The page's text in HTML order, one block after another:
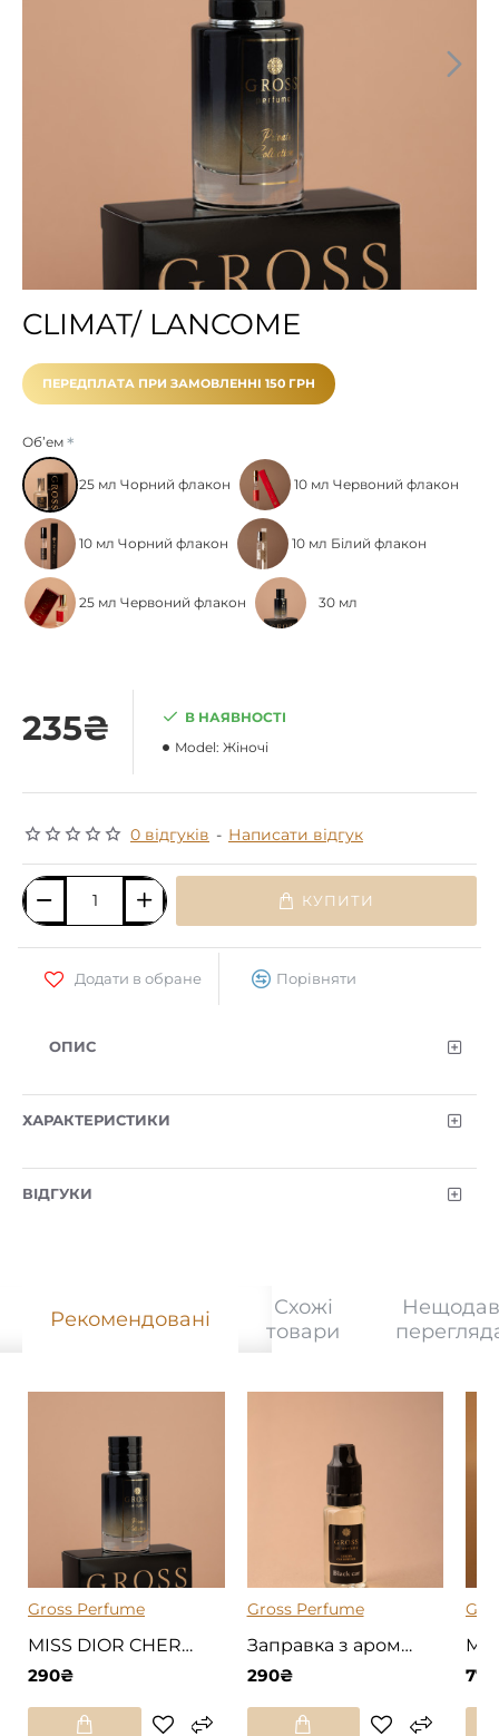
CLIMAT/ LANCOME
ПЕРЕДПЛАТА ПРИ ЗАМОВЛЕННІ 150 ГРН
0 відгуків - Написати відгук
235₴
В НАЯВНОСТІ
Model: Жіночі
Обʼем
25 мл Чорний флакон 10 мл Червоний флакон
10 мл Чорний флакон 10 мл Білий флакон
25 мл Червоний флакон 30 мл
КУПИТИ
Додати в обране Порівняти
ОПИС
ХАРАКТЕРИСТИКИ
ВІДГУКИ
Рекомендовані
Схожі
товари
Gross Perfume
MISS DIOR CHERIE / DIOR
290₴
Gross Perfume
Заправка з ароматом Black Car
290₴